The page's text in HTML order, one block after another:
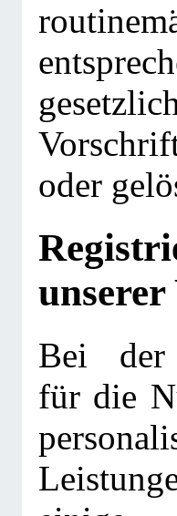
oder
unserer
Bei der
für die